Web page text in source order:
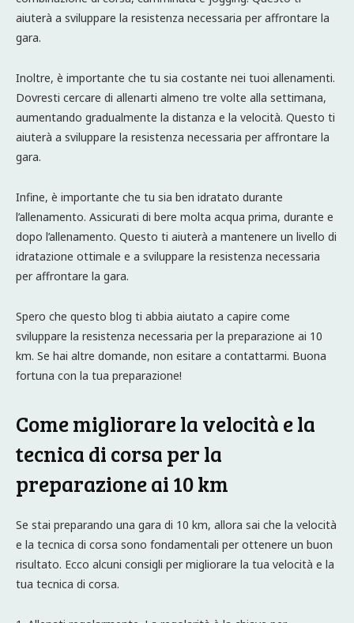
aiuterà a sviluppare la resistenza necessaria per affrontare la
gara.
Inoltre, è importante che tu sia costante nei tuoi allenamenti.
Dovresti cercare di allenarti almeno tre volte alla settimana,
aumentando gradualmente la distanza e la velocità. Questo ti
aiuterà a sviluppare la resistenza necessaria per affrontare la
gara.
Infine, è importante che tu sia ben idratato durante
l’allenamento. Assicurati di bere molta acqua prima, durante e
dopo l’allenamento. Questo ti aiuterà a mantenere un livello di
idratazione ottimale e a sviluppare la resistenza necessaria
per affrontare la gara.
Spero che questo blog ti abbia aiutato a capire come
sviluppare la resistenza necessaria per la preparazione ai 10
km. Se hai altre domande, non esitare a contattarmi. Buona
fortuna con la tua preparazione!
Come migliorare la velocità e la
tecnica di corsa per la
preparazione ai 10 km
Se stai preparando una gara di 10 km, allora sai che la velocità
e la tecnica di corsa sono fondamentali per ottenere un buon
risultato. Ecco alcuni consigli per migliorare la tua velocità e la
tua tecnica di corsa.